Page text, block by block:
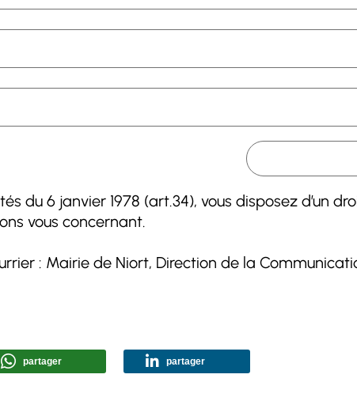
du 6 janvier 1978 (art.34), vous disposez d’un
vous concernant.
: Mairie de Niort, Direction de la
partager partager